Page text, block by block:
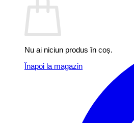
Nu ai niciun produs în coș.
Înapoi la magazin